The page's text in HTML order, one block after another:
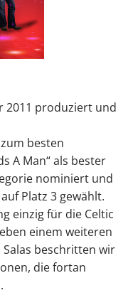
2011 produziert und
besten
A Man“ als bester
nominiert und
Platz 3 gewählt.
einzig für die Celtic
einem weiteren
beschritten wir
die fortan